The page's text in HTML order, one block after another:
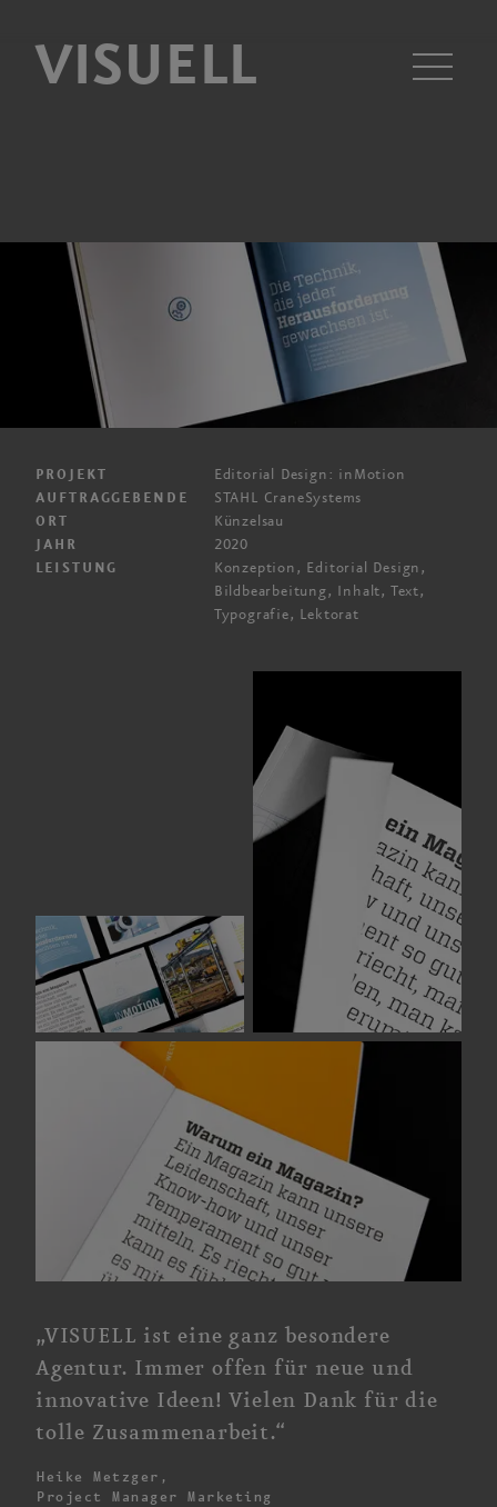
VISUELL
PROJEKT Editorial Design: inMotion
AUFTRAGGEBENDE STAHL CraneSystems
ORT Künzelsau
JAHR 2020
LEISTUNG
Konzeption, Editorial Design,
Bild­bearbeitung, Inhalt, Text,
Typografie, Lektorat
„VISUELL ist eine ganz besondere
Agentur. Immer offen für neue und
innovative Ideen! Vielen Dank für die
tolle Zusammenarbeit.“
Heike Metzger,
Project Manager Marketing